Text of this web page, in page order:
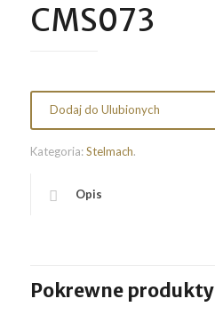
CMS073
Dodaj do Ulubionych
Kategoria:Stelmach.
Opis
Pokrewne produkty